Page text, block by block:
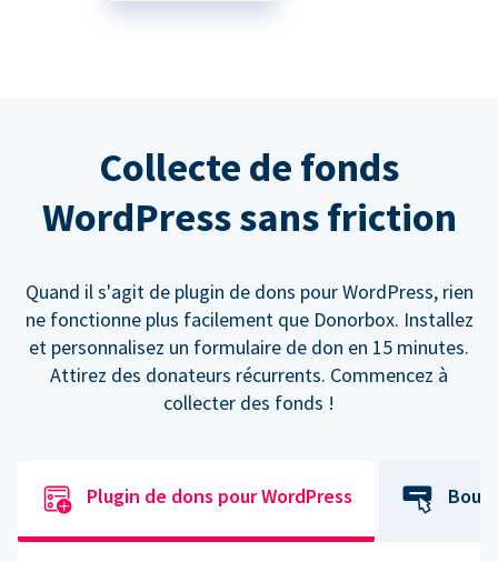
Collecte de fonds
WordPress sans friction
Quand il s'agit de plugin de dons pour WordPress, rien
ne fonctionne plus facilement que Donorbox. Installez
et personnalisez un formulaire de don en 15 minutes.
Attirez des donateurs récurrents. Commencez à
collecter des fonds !
Plugin de dons pour WordPress